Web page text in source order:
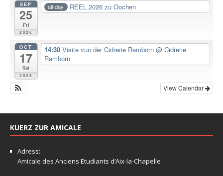
SEP
25
Fri
2026
all-day REEL 2026 zu Oochen
OCT
17
Sat
2026
14:30 Visite vun der Cidrerie Ramborn @ Cidrerie
Ramborn
View Calendar
KUERZ ZUR AMICALE
Adress:
Amicale des Anciens Etudiants d’Aix-la-Chapelle